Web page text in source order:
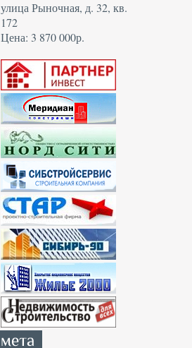
улица Рыночная, д. 32, кв.
172
Цена: 3 870 000р.